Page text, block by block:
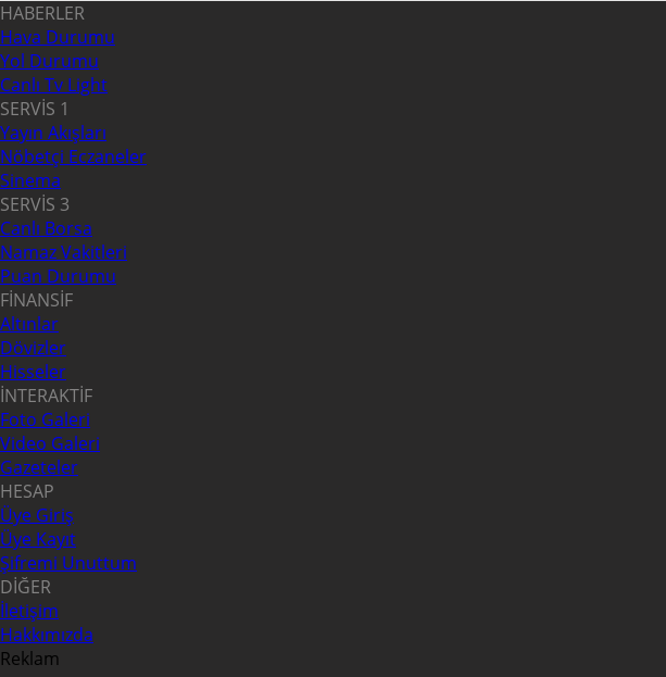
HABERLER
Hava Durumu
Yol Durumu
Canlı Tv Light
SERVİS 1
Yayın Akışları
Nöbetçi Eczaneler
Sinema
SERVİS 3
Canlı Borsa
Namaz Vakitleri
Puan Durumu
FİNANSİF
Altınlar
Dövizler
Hisseler
İNTERAKTİF
Foto Galeri
Video Galeri
Gazeteler
HESAP
Üye Giriş
Üye Kayıt
Şifremi Unuttum
DİĞER
İletişim
Hakkımızda
Reklam